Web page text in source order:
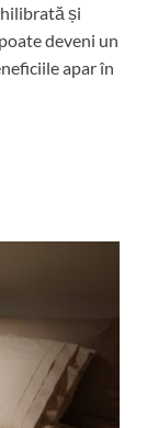
și
deveni un
apar în